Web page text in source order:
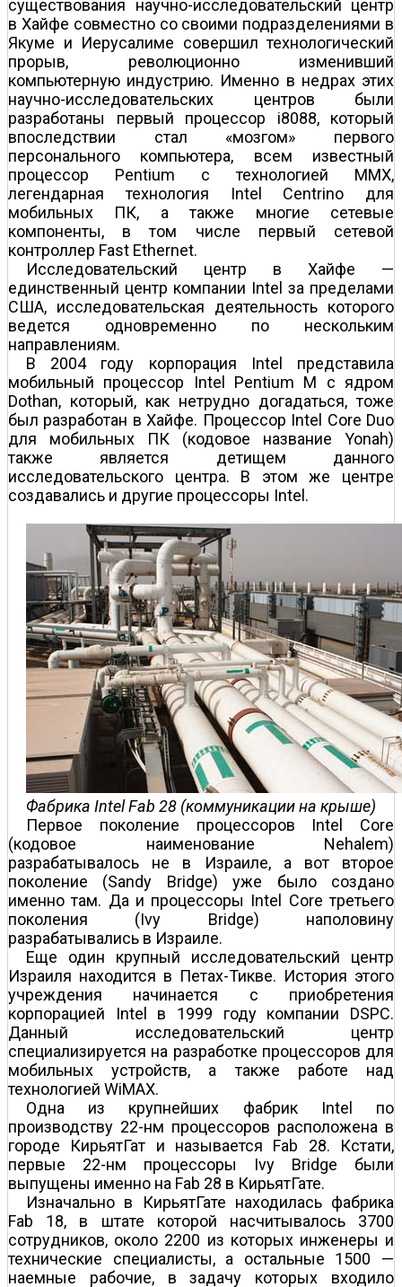
существования научно-исследовательский центр
в Хайфе совместно со своими подразделениями в
Якуме и Иерусалиме совершил технологический
прорыв, революционно изменивший
компьютерную индустрию. Именно в недрах этих
научно-исследовательских центров были
разработаны первый процессор i8088, который
впоследствии стал «мозгом» первого
персонального компьютера, всем известный
процессор Pentium с технологией ММХ,
легендарная технология Intel Centrino для
мобильных ПК, а также многие сетевые
компоненты, в том числе первый сетевой
контроллер Fast Ethernet.
Исследовательский центр в Хайфе —
единственный центр компании Intel за пределами
США, исследовательская деятельность которого
ведется одновременно по нескольким
направлениям.
В 2004 году корпорация Intel представила
мобильный процессор Intel Pentium M с ядром
Dothan, который, как нетрудно догадаться, тоже
был разработан в Хайфе. Процессор Intel Core Duo
для мобильных ПК (кодовое название Yonah)
также является детищем данного
исследовательского центра. В этом же центре
создавались и другие процессоры Intel.
Фабрика Intel Fab 28 (коммуникации на крыше)
Первое поколение процессоров Intel Core
(кодовое наименование Nehalem)
разрабатывалось не в Израиле, а вот второе
поколение (Sandy Bridge) уже было создано
именно там. Да и процессоры Intel Core третьего
поколения (Ivy Bridge) наполовину
разрабатывались в Израиле.
Еще один крупный исследовательский центр
Израиля находится в Петах-Тикве. История этого
учреждения начинается с приобретения
корпорацией Intel в 1999 году компании DSPC.
Данный исследовательский центр
специализируется на разработке процессоров для
мобильных устройств, а также работе над
технологией WiMAX.
Одна из крупнейших фабрик Intel по
производству 22-нм процессоров расположена в
городе Кирьят­Гат и называется Fab 28. Кстати,
первые 22-нм процессоры Ivy Bridge были
выпущены именно на Fab 28 в Кирьят­Гате.
Изначально в Кирьят­Гате находилась фабрика
Fab 18, в штате которой насчитывалось 3700
сотрудников, около 2200 из которых инженеры и
технические специалисты, а остальные 1500 —
наемные рабочие, в задачу которых входило